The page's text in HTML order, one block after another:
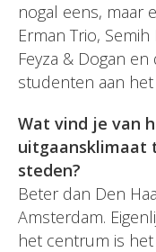
nogal eens, maar
Erman Trio,
Feyza & Dogan
studenten aan
Wat vind je van
uitgaansklimaat
steden?
Beter dan Den
Amsterdam.
het centrum is